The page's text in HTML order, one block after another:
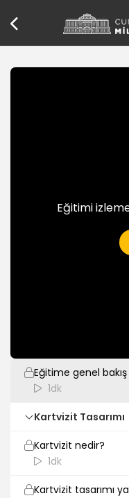
Eğitimi
Eğitime genel bakış
1dk
Kartvizit Tasarımı
Kartvizit nedir?
1dk
Kartvizit tasarımı